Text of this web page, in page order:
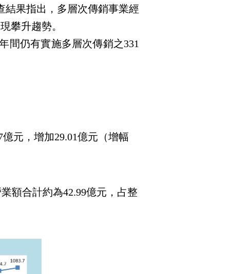
果指出，多層次傳銷事業經
攀升趨勢。
仍有實施多層次傳銷之331
元，增加29.01億元（增幅
額合計約為42.99億元，占整